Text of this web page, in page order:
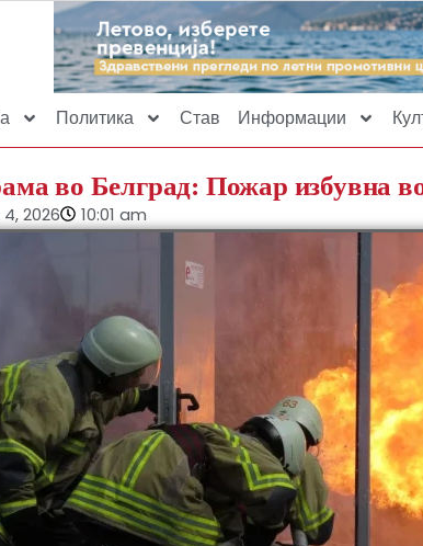
Политика Став Информации
во Белград: Пожар избувна
2026 10:01 am